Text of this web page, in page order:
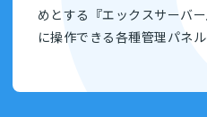
めとする『エックスサーバ
に操作できる各種管理パネ